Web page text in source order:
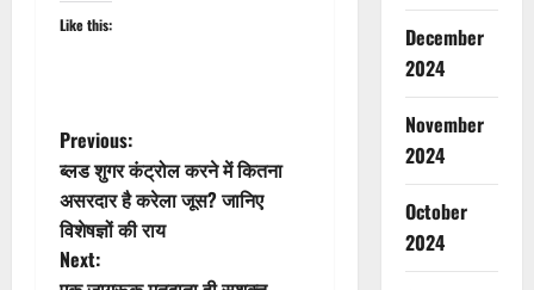
Like this:
P
o
s
Previous:
ब्लड शुगर कंट्रोल करने में कितना
असरदार है करेला जूस? जानिए
विशेषज्ञों की राय
Next:
December
2024
November
2024
October
2024